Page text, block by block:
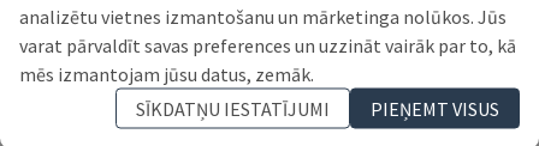
SMARTPARQUET MRF-2VS/300
CEFLA - CITS (KOKS)
NĪDERLANDE 2011
13.000 €
analizētu vietnes izmantošanu un mārketinga nolūkos. Jūs
varat pārvaldīt savas preferences un uzzināt vairāk par to, kā
mēs izmantojam jūsu datus, zemāk.
SĪKDATŅU IESTATĪJUMI
PIEŅEMT VISUS